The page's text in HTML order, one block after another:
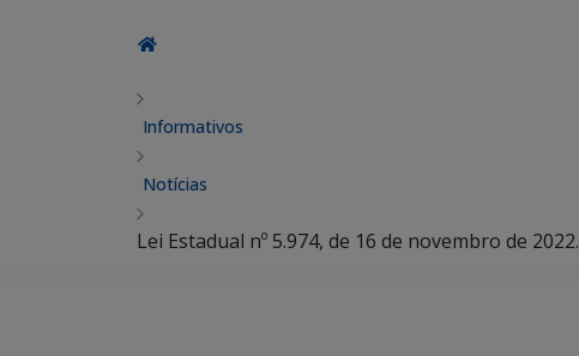
Informativos
Notícias
Lei Estadual nº 5.974, de 16 de novembro de 2022.